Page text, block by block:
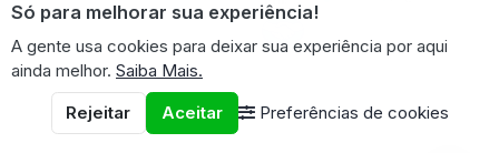
Só para melhorar sua experiência!
A gente usa cookies para deixar sua experiência por aqui
ainda melhor. Saiba Mais.
Rejeitar
Aceitar Preferências de cookies
Bonecas
CNPJ n.º 30.220.458/0001-17 - GERAL GEEK PORTAL ELETRONICO